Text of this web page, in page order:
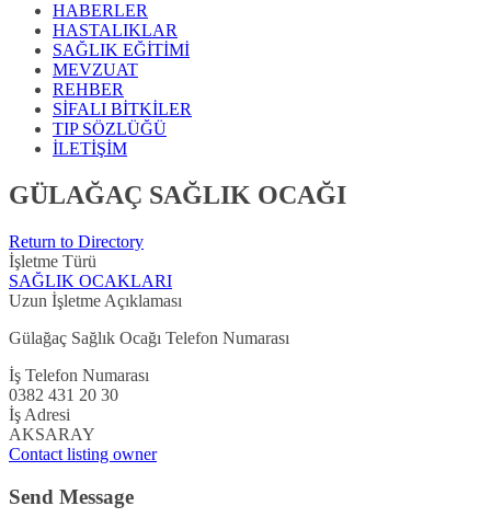
HABERLER
HASTALIKLAR
SAĞLIK EĞİTİMİ
MEVZUAT
REHBER
SİFALI BİTKİLER
TIP SÖZLÜĞÜ
İLETİŞİM
GÜLAĞAÇ SAĞLIK OCAĞI
Return to Directory
İşletme Türü
SAĞLIK OCAKLARI
Uzun İşletme Açıklaması
Gülağaç Sağlık Ocağı Telefon Numarası
İş Telefon Numarası
0382 431 20 30
İş Adresi
AKSARAY
Contact listing owner
Send Message